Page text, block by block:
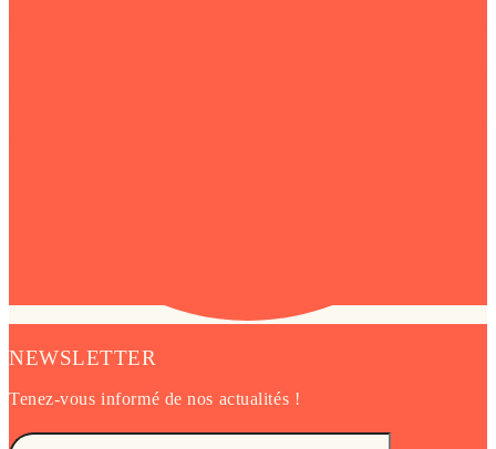
NEWSLETTER
Tenez-vous informé de nos actualités !